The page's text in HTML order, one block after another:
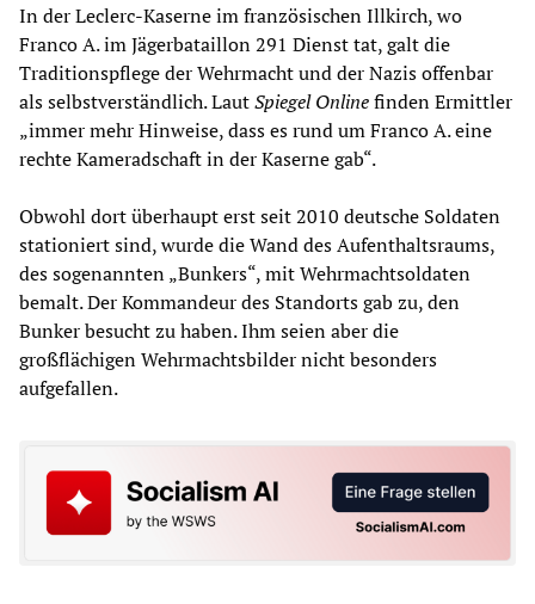
In der Leclerc-Kaserne im französischen Illkirch, wo
Franco A. im Jägerbataillon 291 Dienst tat, galt die
Traditionspflege der Wehrmacht und der Nazis offenbar
als selbstverständlich. LautSpiegel Onlinefinden Ermittler
„immer mehr Hinweise, dass es rund um Franco A. eine
rechte Kameradschaft in der Kaserne gab“.
Obwohl dort überhaupt erst seit 2010 deutsche Soldaten
stationiert sind, wurde die Wand des Aufenthaltsraums,
des sogenannten „Bunkers“, mit Wehrmachtsoldaten
bemalt. Der Kommandeur des Standorts gab zu, den
Bunker besucht zu haben. Ihm seien aber die
großflächigen Wehrmachtsbilder nicht besonders
aufgefallen.